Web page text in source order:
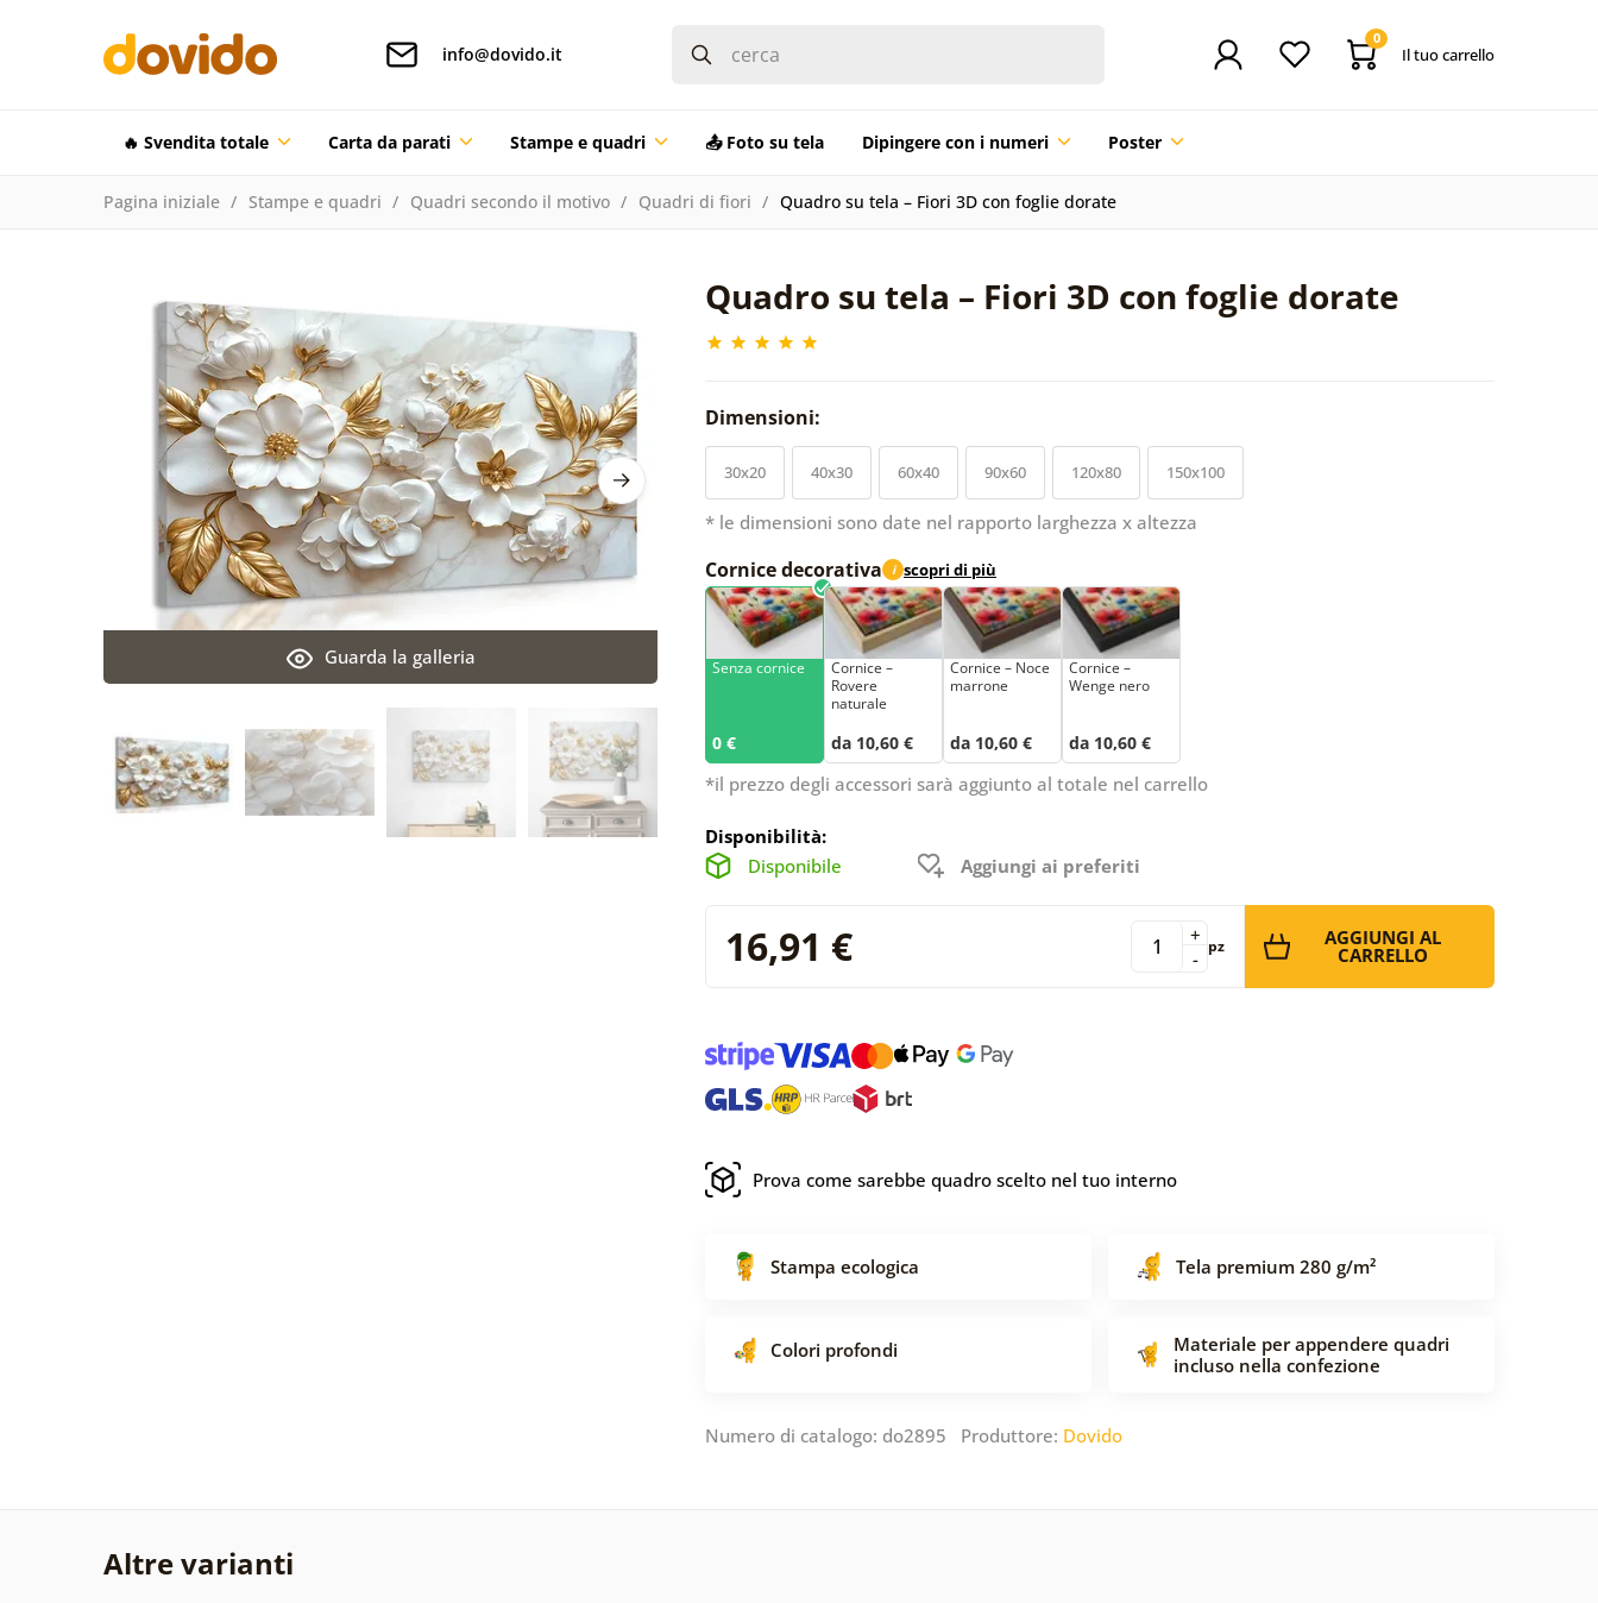
info@dovido.it
0
Il tuo carrello
🔥 Svendita totale Carta da parati Stampe e quadri 📤 Foto su tela Dipingere con i numeri Poster
Pagina iniziale Stampe e quadri Quadri secondo il motivo Quadri di fiori Quadro su tela – Fiori 3D con foglie dorate
Quadro su tela – Fiori 3D con foglie dorate
Guarda la galleria
Dimensioni:
30x20 40x30 60x40 90x60 120x80 150x100
* le dimensioni sono date nel rapporto larghezza x altezza
Cornice decorativa i scopri di più
Senza cornice
0 €
Cornice –
Rovere
naturale
da 10,60 €
Cornice – Noce
marrone
da 10,60 €
Cornice –
Wenge nero
da 10,60 €
*il prezzo degli accessori sarà aggiunto al totale nel carrello
Disponibilità:
Disponibile
Aggiungi ai preferiti
16,91 € -
+ pz AGGIUNGI AL
CARRELLO
Prova come sarebbe quadro scelto nel tuo interno
Stampa ecologica Tela premium 280 g/m²
Colori profondi
Materiale per appendere quadri
incluso nella confezione
Numero di catalogo: do2895 Produttore: Dovido
Altre varianti